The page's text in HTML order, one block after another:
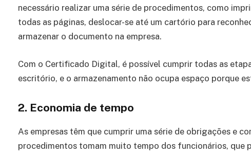
necessário realizar uma série de procedimentos, como
todas as páginas, deslocar-se até um cartório para
armazenar o documento na empresa.
Com o Certificado Digital, é possível cumprir todas as
escritório, e o armazenamento não ocupa espaço porque
2. Economia de tempo
As empresas têm que cumprir uma série de obrigações e
procedimentos tomam muito tempo dos funcionários, que